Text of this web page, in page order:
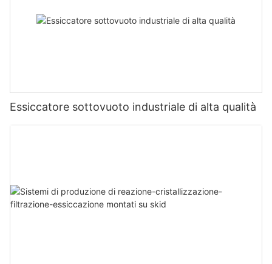
Essiccatore sottovuoto industriale di alta qualità